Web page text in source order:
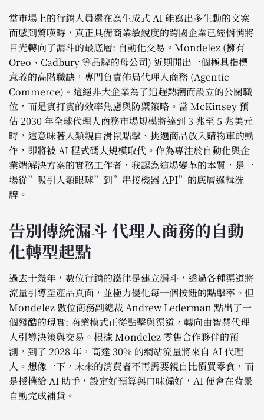
當市場上的行銷人員還在為生成式 AI 能寫出多生動的文案
而感到驚嘆時，真正具備商業敏銳度的跨國企業已經悄悄將
目光轉向了漏斗的最底層: 自動化交易。Mondelez (擁有
Oreo、Cadbury 等品牌的母公司) 近期開出一個極具指標
意義的高階職缺，專門負責佈局代理人商務 (Agentic
Commerce)。這絕非大企業為了追趕熱潮而設立的公關職
位，而是實打實的效率焦慮與防禦策略。當 McKinsey 預
估 2030 年全球代理人商務市場規模將達到 3 兆至 5 兆美元
時，這意味著人類親自滑鼠點擊、挑選商品放入購物車的動
作，即將被 AI 程式碼大規模取代。作為專注於自動化與企
業端解決方案的實務工作者，我認為這場變革的本質，是一
場從”吸引人類眼球”到”串接機器 API”的底層邏輯洗
牌。
告別傳統漏斗 代理人商務的自動
化轉型起點
過去十幾年，數位行銷的鐵律是建立漏斗，透過各種渠道將
流量引導至產品頁面，並極力優化每一個按鈕的點擊率。但
Mondelez 數位商務副總裁 Andrew Lederman 點出了一
個殘酷的現實: 商業模式正從點擊與渠道，轉向由智慧代理
人引導決策與交易。根據 Mondelez 零售合作夥伴的預
測，到了 2028 年，高達 30% 的網站流量將來自 AI 代理
人。想像一下，未來的消費者不再需要親自比價買零食，而
是授權給 AI 助手，設定好預算與口味偏好，AI 便會在背景
自動完成補貨。